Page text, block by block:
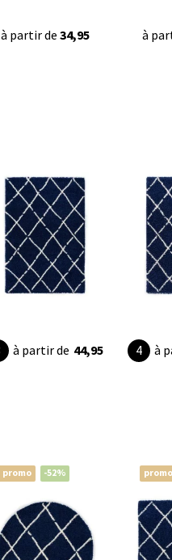
à partir de 34,95 à
à partir de 44,95 à
promo -52% promo